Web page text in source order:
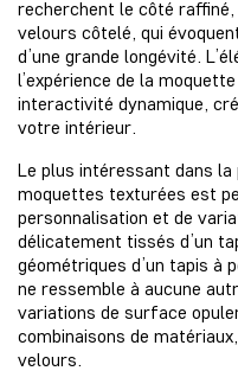
recherchent le côté
velours côtelé, qui
d’une grande longévité.
l’expérience de la
interactivité dynamique,
votre intérieur.
Le plus intéressant dans
moquettes texturées est
personnalisation et de
délicatement tissés d’un
géométriques d’un tapis à
ne ressemble à aucune
variations de surface
combinaisons de
velours.